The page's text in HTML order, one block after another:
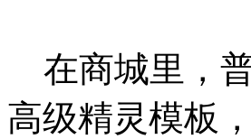
在商城里，
高级精灵模板